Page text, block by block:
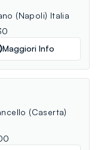
(Napoli) Italia
Maggiori Info
(Caserta)